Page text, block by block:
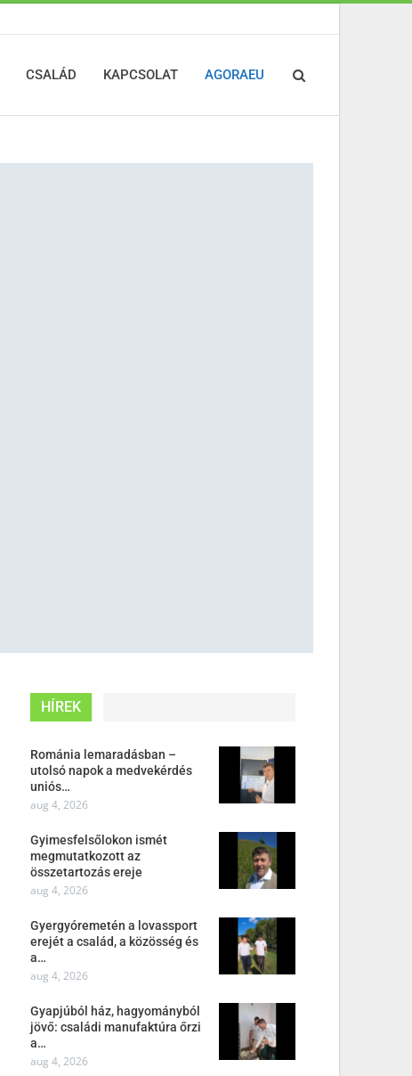
CSALÁD KAPCSOLAT AGORAEU
HÍREK
Románia lemaradásban –
utolsó napok a medvekérdés
uniós…
aug 4, 2026
Gyimesfelsőlokon ismét
megmutatkozott az
összetartozás ereje
aug 4, 2026
Gyergyóremetén a lovassport
erejét a család, a közösség és
a…
aug 4, 2026
Gyapjúból ház, hagyományból
jövő: családi manufaktúra őrzi
a…
aug 4, 2026